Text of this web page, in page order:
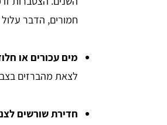
חמורים, הדבר
מים עכורים או
לצאת מהברזים
חדירת שורשים